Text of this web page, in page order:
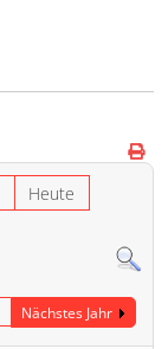
Heute
Nächstes Jahr